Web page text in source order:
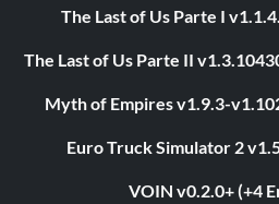
The Last of Us Parte I
The Last of Us Parte II
Myth of Empires v1.9.3-
Euro Truck Simulator 2
VOIN v0.2.0+ (+4